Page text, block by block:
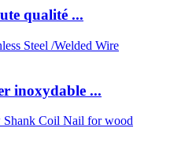
qualité ...
inoxydable ...